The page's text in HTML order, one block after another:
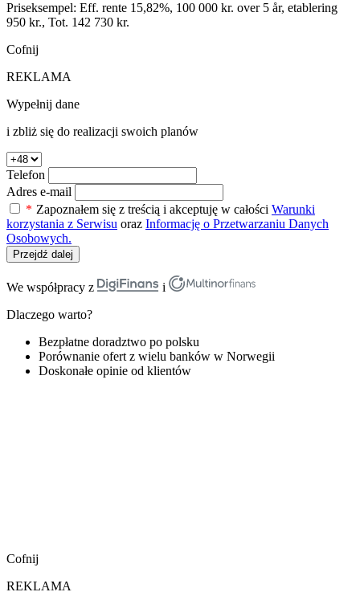
Priseksempel: Eff. rente 15,82%, 100 000 kr. over 5 år, etablering
950 kr., Tot. 142 730 kr.
Cofnij
REKLAMA
Wypełnij dane
i zbliż się do realizacji swoich planów
Telefon
Adres e-mail
* Zapoznałem się z treścią i akceptuję w całości Warunki
korzystania z Serwisu oraz Informację o Przetwarzaniu Danych
Osobowych.
Przejdź dalej
We współpracy z
i
Dlaczego warto?
Bezpłatne doradztwo po polsku
Porównanie ofert z wielu banków w Norwegii
Doskonałe opinie od klientów
Cofnij
REKLAMA